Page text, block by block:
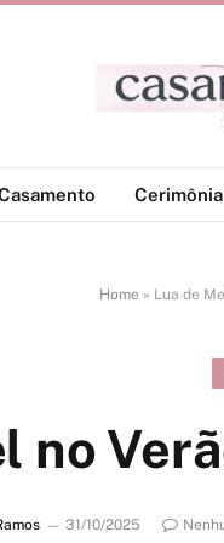
Home » Lua de
no
31/10/2025